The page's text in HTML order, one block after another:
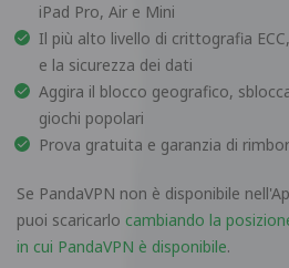
iPad Pro, Air e Mini
Il più alto livello di crittografia
e la sicurezza dei dati
Aggira il blocco geografico,
giochi popolari
Prova gratuita e garanzia di
Se PandaVPN non è disponibile
puoi scaricarlo cambiando la
in cui PandaVPN è disponibile.